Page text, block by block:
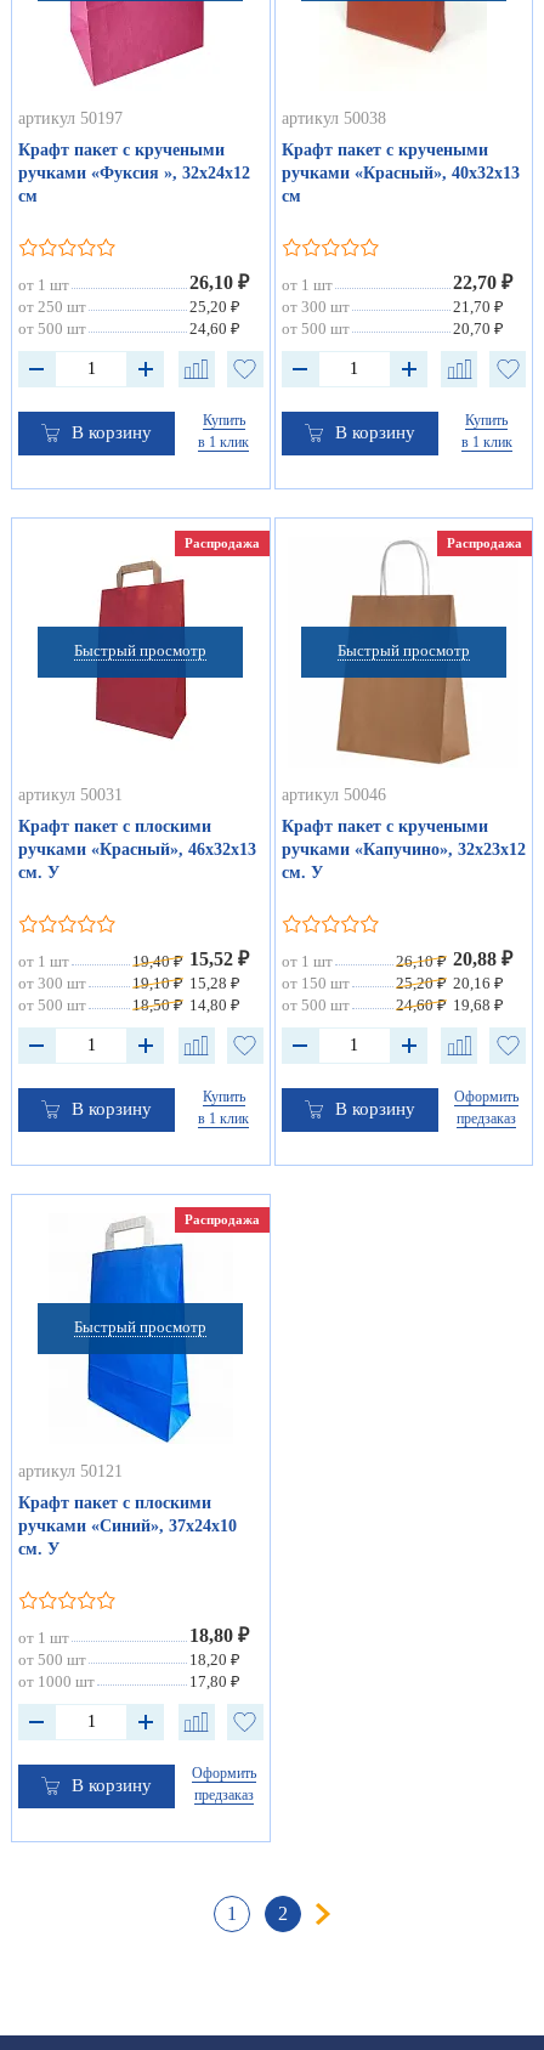
артикул 50197
Крафт пакет с кручеными
ручками «Фуксия », 32х24х12
см
от 1 шт 26,10 ₽
от 250 шт
25,20 ₽
от 500 шт
24,60 ₽
В корзину
Купить
в 1 клик
артикул 50038
Крафт пакет с кручеными
ручками «Красный», 40х32х13
см
от 1 шт 22,70 ₽
от 300 шт
21,70 ₽
от 500 шт
20,70 ₽
В корзину
Купить
в 1 клик
Быстрый просмотр
Распродажа
артикул 50031
Крафт пакет с плоскими
ручками «Красный», 46х32х13
см. У
от 1 шт 19,40 ₽ 15,52 ₽
от 300 шт 19,10 ₽ 15,28 ₽
от 500 шт
18,50 ₽ 14,80 ₽
В корзину
Купить
в 1 клик
Быстрый просмотр
Распродажа
артикул 50046
Крафт пакет с кручеными
ручками «Капучино», 32х23х12
см. У
от 1 шт 26,10 ₽ 20,88 ₽
от 150 шт 25,20 ₽ 20,16 ₽
от 500 шт
24,60 ₽ 19,68 ₽
В корзину
Оформить
предзаказ
Быстрый просмотр
Распродажа
артикул 50121
Крафт пакет с плоскими
ручками «Синий», 37х24х10
см. У
от 1 шт 18,80 ₽
от 500 шт
18,20 ₽
от 1000 шт
17,80 ₽
В корзину
Оформить
предзаказ
1 2